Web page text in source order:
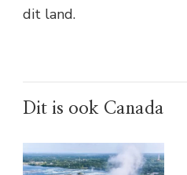
dit land.
Dit is ook Canada